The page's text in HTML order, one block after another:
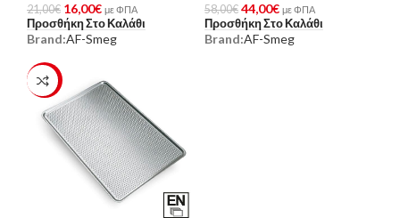
21,00€ 16,00€ με ΦΠΑ
Προσθήκη Στο Καλάθι
Brand:AF-Smeg
58,00€ 44,00€ με ΦΠΑ
Προσθήκη Στο Καλάθι
Brand:AF-Smeg
-24%